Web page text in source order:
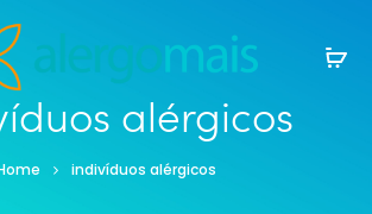
alérgicos
indivíduos alérgicos